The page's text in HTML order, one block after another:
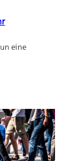
eine